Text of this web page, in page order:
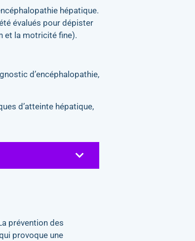
hépatique.
évalués pour dépister
et la motricité fine).
d’encéphalopathie,
d’atteinte hépatique,
prévention des
provoque une